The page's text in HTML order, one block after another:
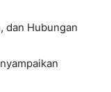
dan Hubungan